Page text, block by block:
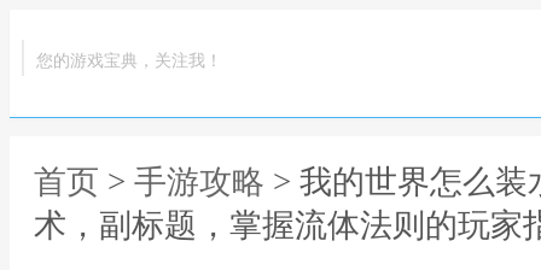
您的游戏宝典，关注我！
首页 > 手游攻略 > 我的世界怎么
术，副标题，掌握流体法则的玩家